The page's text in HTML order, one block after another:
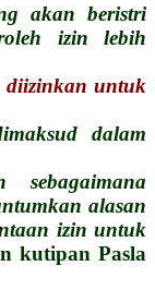
akan beristri
izin lebih
diizinkan untuk
dalam
alasan
izin untuk
kutipan Pasla